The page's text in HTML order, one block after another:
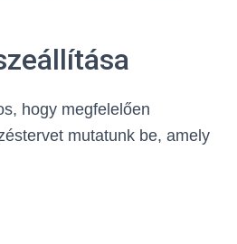
hogy megfelelően
mutatunk be, amely